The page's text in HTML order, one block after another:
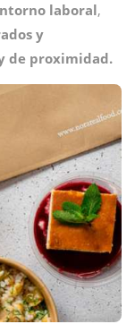
laboral,
y
de proximidad.